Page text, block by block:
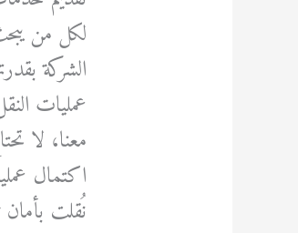
لكل من
الشركة
عمليات
معنا، لا
اكتمال
نُقلت